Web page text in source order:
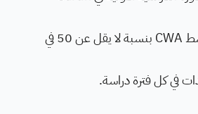
الحفاظ على متوسط CWA بنسبة لا يقل عن 50 في
في كل فترة دراسة.